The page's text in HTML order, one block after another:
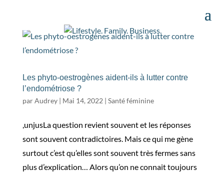
Les phyto-oestrogènes aident-ils à lutter contre
l’endométriose ?
parAudrey| Mai 14, 2022 | Santé féminine
,unjusLa question revient souvent et les réponses
sont souvent contradictoires. Mais ce qui me gène
surtout c’est qu’elles sont souvent très fermes sans
plus d’explication… Alors qu’on ne connait toujours